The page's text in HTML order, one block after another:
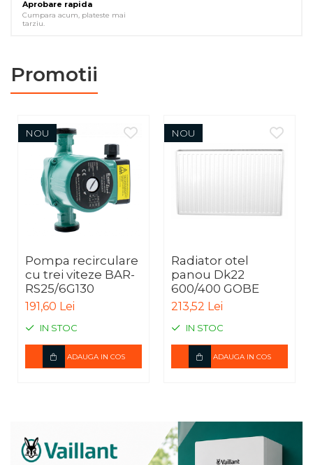
Aprobare rapida
Cumpara acum, plateste mai
tarziu.
Promotii
NOU
Pompa recirculare
cu trei viteze BAR-
RS25/6G130
191,60 Lei
IN STOC
ADAUGA IN COS
NOU
Radiator otel
panou Dk22
600/400 GOBE
213,52 Lei
IN STOC
ADAUGA IN COS